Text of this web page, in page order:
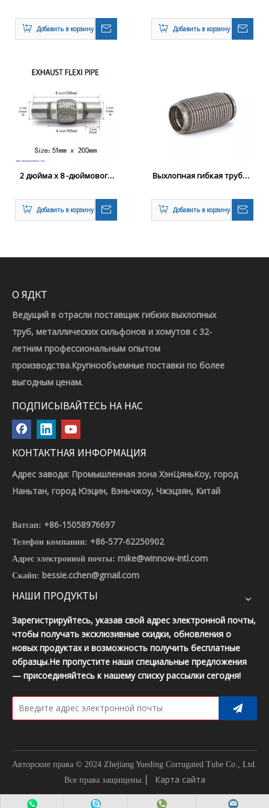
труба
Добавить в корзину
гибкий соединение
Добавить в корзину
2 дюйма x 8 -дюймового
Добавить в корзину
Выхлопная гибкая труба с
Добавить в корзину
О ЯДКТ
Ведущий в отрасли поставщик гибких выхлопных
труб, металлических сильфонов и хомутов с 32-
летним профессиональным опытом
производства.Крупнообъемные поставки по более
выгодным ценам.
ПОДПИСЫВАЙТЕСЬ НА НАС
КОНТАКТНАЯ ИНФОРМАЦИЯ
Адрес завода: Промышленная зона ХэнЦяньКоу, город
Наньтан, город Юэцин, Вэньчжоу, Чжэцзян, Китай
Ватсап: +86-15058976697
Телефон компании: +86-577-62250902
Адрес электронной почты: mike@winnow-intl.com
Скайп: bessie.cchen@gmail.com
НАШИ ПРОДУКТЫ
Зарегистрируйтесь, указав свой адрес электронной почты,
чтобы получать эксклюзивные скидки, обновления о
новых продуктах и ​​возможность получить бесплатные
образцы.Не пропустите наши специальные предложения
— присоединяйтесь к нашему списку рассылки сегодня!
Авторские права © 2024 Zhejiang Yueding Corrugated Tube Co., Ltd.
Все права защищены.
Карта сайта